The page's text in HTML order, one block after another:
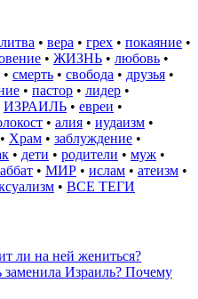
• вера • грех • покаяние •
• ЖИЗНЬ • любовь •
• смерть • свобода • друзья •
• пастор • лидер •
ИЗРАИЛЬ • евреи •
• алия • иудаизм •
• Храм • заблуждение •
• дети • родители • муж •
• МИР • ислам • атеизм •
• ВСЕ ТЕГИ
ли на ней жениться?
заменила Израиль? Почему